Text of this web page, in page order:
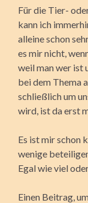
Für die Tier-
kann ich
alleine schon
es mir nicht,
weil man wer ist
bei dem Thema
schließlich um
wird, ist da erst
Es ist mir schon
wenige
Egal wie viel
Einen Beitrag,